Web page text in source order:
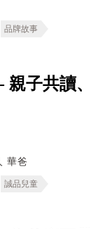
品牌故事
親子共讀
華爸
誠品兒童